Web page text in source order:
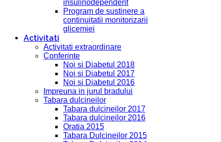
insulinodependent
Program de sustinere a
continuitatii monitorizarii
glicemiei
Activitati
Activitati extraordinare
Conferinte
Noi si Diabetul 2018
Noi si Diabetul 2017
Noi si Diabetul 2016
Impreuna in jurul bradului
Tabara dulcineilor
Tabara dulcineilor 2017
Tabara dulcineilor 2016
Oratia 2015
Tabara Dulcineilor 2015